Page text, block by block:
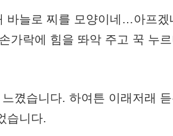
바늘로 찌를 모양이네…아프
락에 힘을 똬악 주고 꾹 누
꼈습니다. 하여튼 이래저래
습니다.